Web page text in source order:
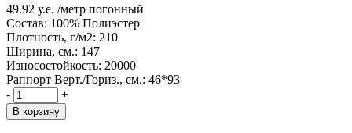
49.92 у.е. /метр погонный
Состав: 100% Полиэстер
Плотность, г/м2: 210
Ширина, см.: 147
Износостойкость: 20000
Раппорт Верт./Гориз., см.: 46*93
-
+
В корзину